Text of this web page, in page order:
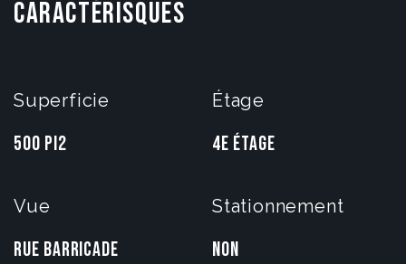
CARACTÉRISQUES
Superficie
500 PI2
Étage
4e étage
Vue
Rue Barricade
Stationnement
Non